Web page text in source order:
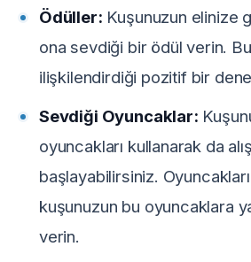
Ödüller: Kuşunuzun elinize
ona sevdiği bir ödül verin.
ilişkilendirdiği pozitif bir
Sevdiği Oyuncaklar:
oyuncakları kullanarak da
başlayabilirsiniz.
kuşunuzun bu oyuncaklara
verin.